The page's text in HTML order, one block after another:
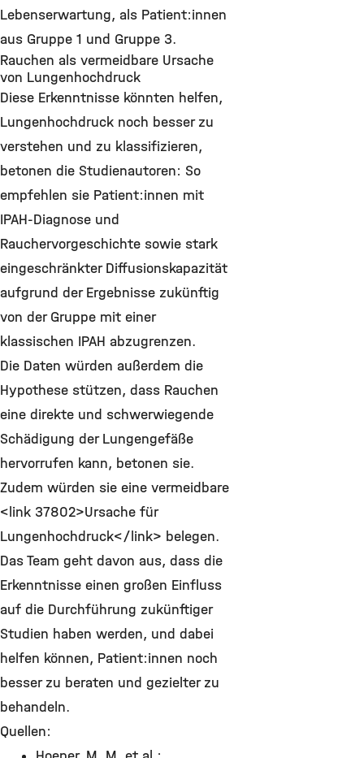
Lebenserwartung, als Patient:innen
aus Gruppe 1 und Gruppe 3.
Rauchen als vermeidbare Ursache
von Lungenhochdruck
Diese Erkenntnisse könnten helfen,
Lungenhochdruck noch besser zu
verstehen und zu klassifizieren,
betonen die Studienautoren: So
empfehlen sie Patient:innen mit
IPAH-Diagnose und
Rauchervorgeschichte sowie stark
eingeschränkter Diffusionskapazität
aufgrund der Ergebnisse zukünftig
von der Gruppe mit einer
klassischen IPAH abzugrenzen.
Die Daten würden außerdem die
Hypothese stützen, dass Rauchen
eine direkte und schwerwiegende
Schädigung der Lungengefäße
hervorrufen kann, betonen sie.
Zudem würden sie eine vermeidbare
<link 37802>Ursache für
Lungenhochdruck</link> belegen.
Das Team geht davon aus, dass die
Erkenntnisse einen großen Einfluss
auf die Durchführung zukünftiger
Studien haben werden, und dabei
helfen können, Patient:innen noch
besser zu beraten und gezielter zu
behandeln.
Quellen: